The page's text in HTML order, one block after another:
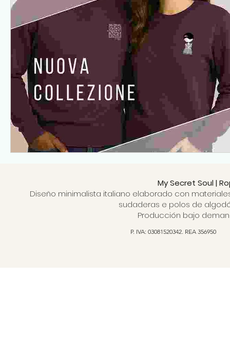
My Secret Soul |
Diseño minimalista italiano elaborado con
sudaderas e polos de
Producción bajo
P. IVA: 03081520342. REA 356950